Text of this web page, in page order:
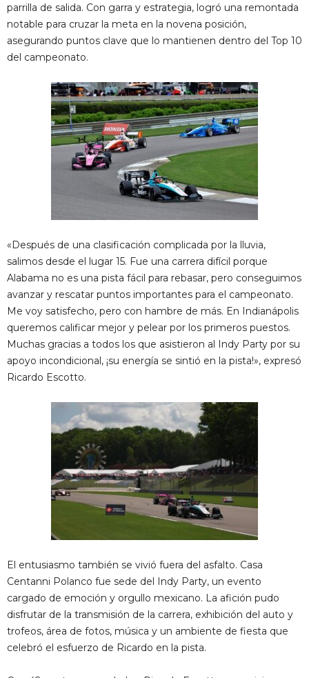
parrilla de salida. Con garra y estrategia, logró una remontada
notable para cruzar la meta en la novena posición,
asegurando puntos clave que lo mantienen dentro del Top 10
del campeonato.
«Después de una clasificación complicada por la lluvia,
salimos desde el lugar 15. Fue una carrera difícil porque
Alabama no es una pista fácil para rebasar, pero conseguimos
avanzar y rescatar puntos importantes para el campeonato.
Me voy satisfecho, pero con hambre de más. En Indianápolis
queremos calificar mejor y pelear por los primeros puestos.
Muchas gracias a todos los que asistieron al Indy Party por su
apoyo incondicional, ¡su energía se sintió en la pista!», expresó
Ricardo Escotto.
El entusiasmo también se vivió fuera del asfalto. Casa
Centanni Polanco fue sede del Indy Party, un evento
cargado de emoción y orgullo mexicano. La afición pudo
disfrutar de la transmisión de la carrera, exhibición del auto y
trofeos, área de fotos, música y un ambiente de fiesta que
celebró el esfuerzo de Ricardo en la pista.